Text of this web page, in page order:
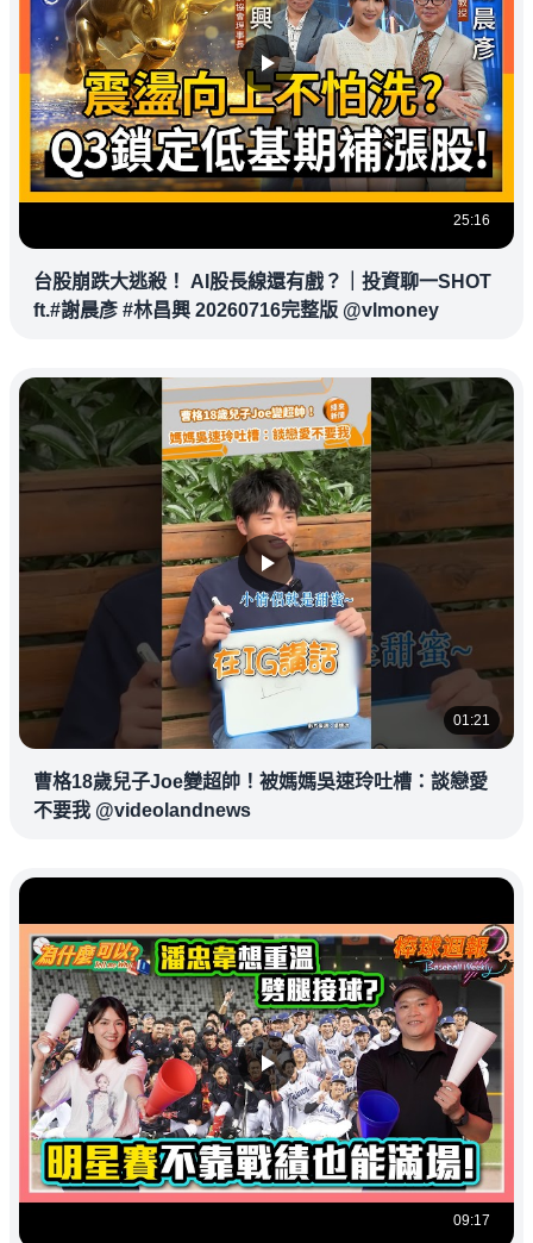
25:16
台股崩跌大逃殺！ AI股長線還有戲？｜投資聊一SHOT
ft.#謝晨彥 #林昌興 20260716完整版 @vlmoney
01:21
曹格18歲兒子Joe變超帥！被媽媽吳速玲吐槽：談戀愛
不要我 @videolandnews
09:17